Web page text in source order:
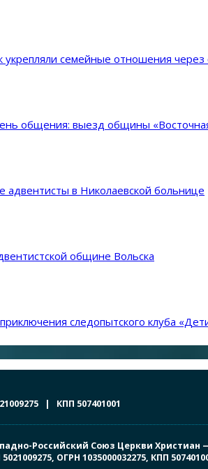
укрепляли семейные отношения
общения: выезд общины
адвентисты в Николаевской больнице
общине Вольска
следопытского клуба
| КПП 507401001
Российский Союз Церкви Христиан
ОГРН 1035000032275, КПП